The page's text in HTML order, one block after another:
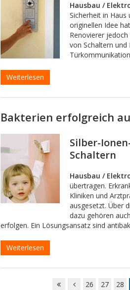
Hausbau /
Sicherheit in
originellen Idee
Renovierer
von Schaltern
Weiterlesen
Bakterien erfolgreich
Silber-
Schaltern
Hausbau /
übertragen.
Kliniken und
ausgesetzt. Über
dazu gehören
erfolgen. Ein Lösungsansatz sind
Weiterlesen
26 27 28